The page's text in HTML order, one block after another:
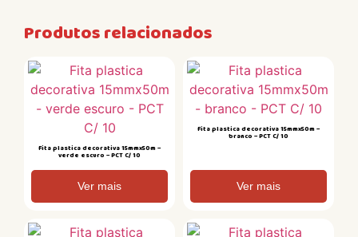
Produtos relacionados
Fita plastica decorativa 15mmx50m –
verde escuro – PCT C/ 10
Ver mais
Fita plastica decorativa 15mmx50m –
branco – PCT C/ 10
Ver mais